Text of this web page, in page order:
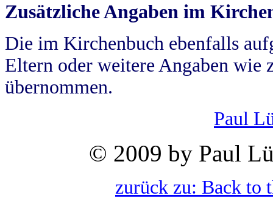
Zusätzliche Angaben im
Die im Kirchenbuch ebenfalls
Eltern oder weitere Angaben wie
übernommen.
Paul
© 2009 by Paul
zurück zu: Back to